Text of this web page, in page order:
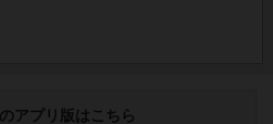
アプリ版はこちら